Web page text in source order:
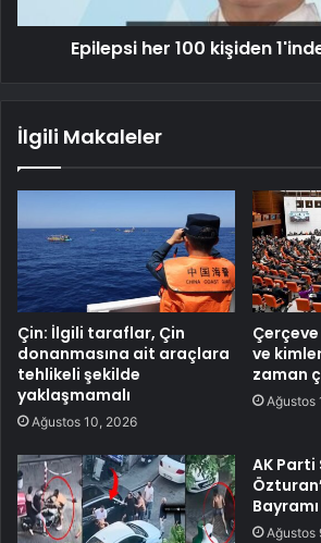
Epilepsi her 100 kişiden
İlgili Makaleler
Çin: İlgili taraflar, Çin
donanmasına ait araçlara
tehlikeli şekilde
yaklaşmamalı
Ağustos 10, 2026
ve
zaman
Ağustos
AK Parti
Ağustos